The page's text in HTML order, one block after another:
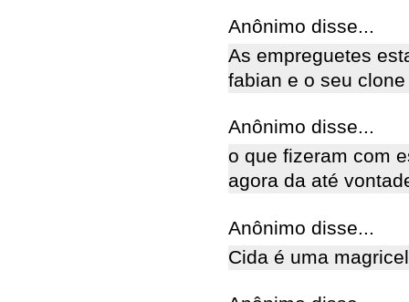
Anônimo disse...
As empreguetes
fabian e o seu
Anônimo disse...
o que fizeram com
agora da até
Anônimo disse...
Cida é uma